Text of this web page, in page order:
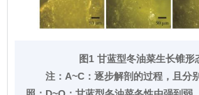
图1 甘蓝型冬油菜生长锥形
注： A~C：逐步解剖的过程，且分